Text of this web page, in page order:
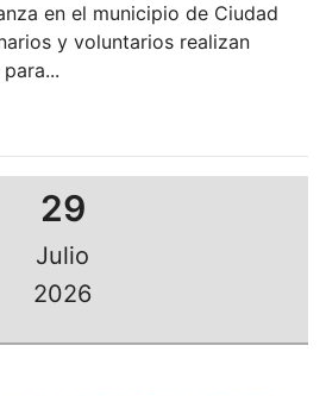
en el municipio de Ciudad
y voluntarios realizan
29
Julio
2026